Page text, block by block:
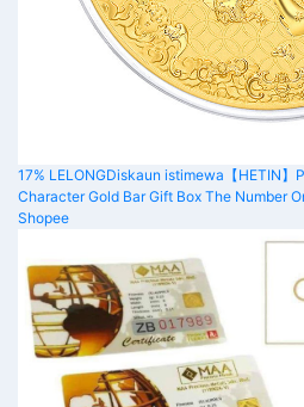
17% LELONGDiskaun istimewa 【HETIN
Character Gold Bar Gift Box The Number
Shopee